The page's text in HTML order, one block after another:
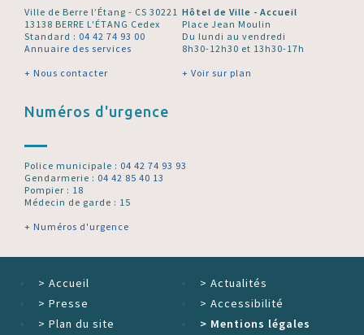
Ville de Berre l’Étang - CS 30221
13138 BERRE L'ÉTANG Cedex
Standard : 04 42 74 93 00
Annuaire des services
+ Nous contacter
Hôtel de Ville - Accueil
Place Jean Moulin
Du lundi au vendredi
8h30-12h30 et 13h30-17h
+ Voir sur plan
Numéros d'urgence
Police municipale : 04 42 74 93 93
Gendarmerie : 04 42 85 40 13
Pompier : 18
Médecin de garde : 15
+ Numéros d'urgence
> Accueil > Actualités
> Presse > Accessibilité
> Plan du site > Mentions légales